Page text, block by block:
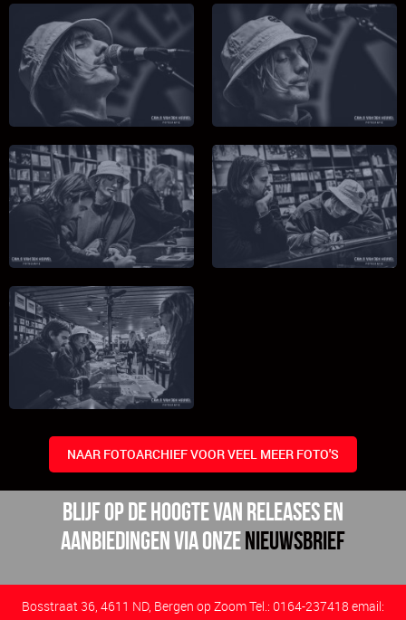
NAAR FOTOARCHIEF VOOR VEEL MEER FOTO'S
BLijf op de hoogte van releases en
aanbiedingen via onzenieuwsbrief
Bosstraat 36, 4611 ND, Bergen op Zoom Tel.: 0164-237418 email: